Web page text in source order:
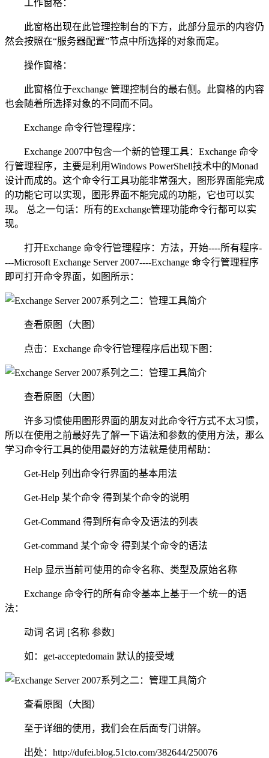
工作窗格：
此窗格出现在此管理控制台的下方，此部分显示的内容仍
然会按照在“服务器配置”节点中所选择的对象而定。
操作窗格：
此窗格位于exchange 管理控制台的最右侧。此窗格的内容
也会随着所选择对象的不同而不同。
Exchange 命令行管理程序：
Exchange 2007中包含一个新的管理工具：Exchange 命令
行管理程序，主要是利用Windows PowerShell技术中的Monad
设计而成的。这个命令行工具功能非常强大，图形界面能完成
的功能它可以实现，图形界面不能完成的功能，它也可以实
现。 总之一句话：所有的Exchange管理功能命令行都可以实
现。
打开Exchange 命令行管理程序：方法，开始----所有程序-
---Microsoft Exchange Server 2007----Exchange 命令行管理程序
即可打开命令界面，如图所示：
查看原图（大图）
点击：Exchange 命令行管理程序后出现下图：
查看原图（大图）
许多习惯使用图形界面的朋友对此命令行方式不太习惯，
所以在使用之前最好先了解一下语法和参数的使用方法，那么
学习命令行工具的使用最好的方法就是使用帮助：
Get-Help 列出命令行界面的基本用法
Get-Help 某个命令 得到某个命令的说明
Get-Command 得到所有命令及语法的列表
Get-command 某个命令 得到某个命令的语法
Help 显示当前可使用的命令名称、类型及原始名称
Exchange 命令行的所有命令基本上基于一个统一的语
法：
动词 名词 [名称 参数]
如：get-acceptedomain 默认的接受域
查看原图（大图）
至于详细的使用，我们会在后面专门讲解。
出处：http://dufei.blog.51cto.com/382644/250076